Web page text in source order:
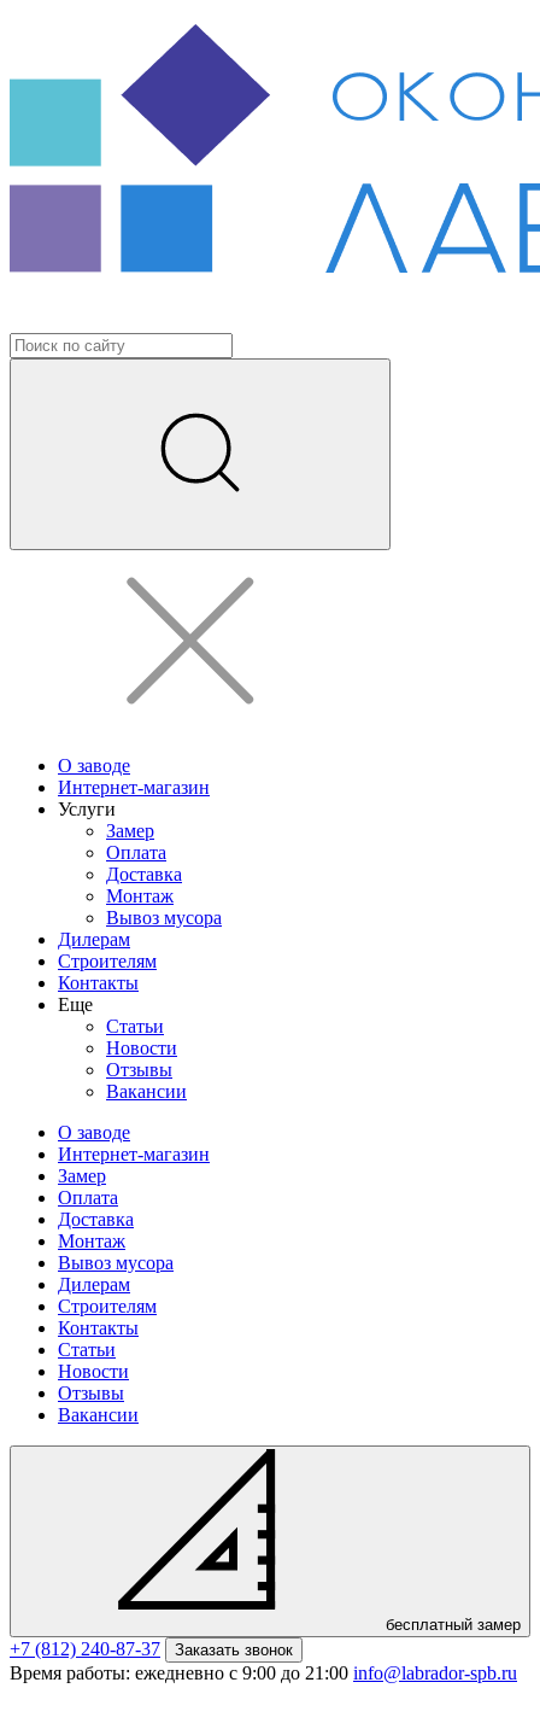
О заводе
Интернет-магазин
Услуги
Замер
Оплата
Доставка
Монтаж
Вывоз мусора
Дилерам
Строителям
Контакты
Еще
Статьи
Новости
Отзывы
Вакансии
О заводе
Интернет-магазин
Замер
Оплата
Доставка
Монтаж
Вывоз мусора
Дилерам
Строителям
Контакты
Статьи
Новости
Отзывы
Вакансии
бесплатный замер
+7 (812) 240-87-37 Заказать звонок
Время работы: ежедневно с 9:00 до 21:00 info@labrador-spb.ru